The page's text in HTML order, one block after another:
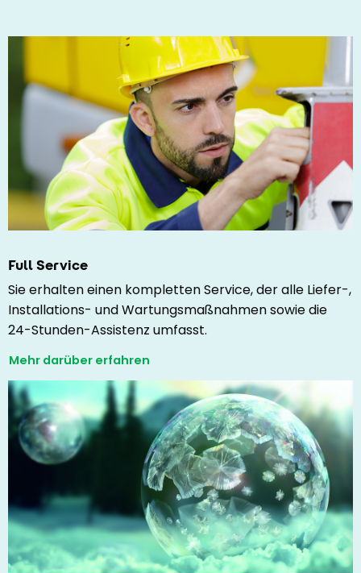
Full Service
Sie erhalten einen kompletten Service, der alle Liefer-,
Installations- und Wartungsmaßnahmen sowie die
24-Stunden-Assistenz umfasst.
Mehr darüber erfahren